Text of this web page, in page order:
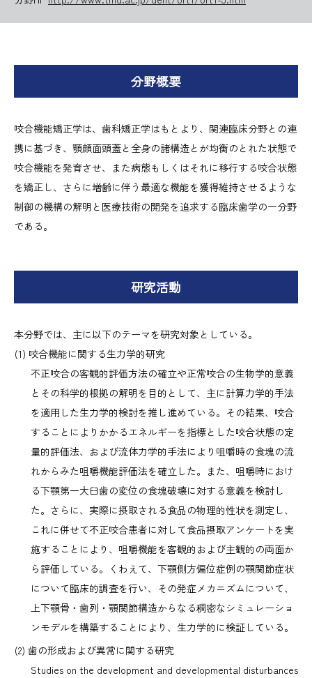
分野概要
咬合機能矯正学は、歯科矯正学はもとより、関連臨床分野との連
携に基づき、顎顔面頭蓋と全身の諸構造とが均衡のとれた状態で
咬合機能を発育させ、また病態もしくはそれに移行する咬合状態
を矯正し、さらに増齢に伴う最適な機能を獲得維持させるような
制御の機構の解明と医療技術の開発を追求する臨床歯学の一分野
である。
研究活動
本分野では、主に以下のテーマを研究対象としている。
咬合機能に関する生力学的研究
不正咬合の客観的評価方法の確立や正常咬合の生物学的意義
とその科学的根拠の解明を目的として、主に計算力学的手法
を適用した生力学的検討を推し進めている。その結果、咬合
することによりかかるエネルギーを指標とした咬合状態の定
量的評価法、および流体力学的手法により咀嚼時の食塊の流
れからみた咀嚼機能評価法を確立した。また、咀嚼時におけ
る下顎第一大臼歯の変位の食塊破壊に対する意義を検討し
た。さらに、実際に摂取される食品の物理的性状を測定し、
これに併せて不正咬合患者に対して食品摂取アンケートを実
施することにより、咀嚼機能を客観的および主観的の両面か
ら評価している。くわえて、下顎側方偏位症例の顎関節症状
について臨床的調査を行い、その発症メカニズムについて、
上下顎骨・歯列・顎関節構造からなる稠密なシミュレーショ
ンモデルを構築することにより、生力学的に検証している。
歯の形成および異常に関する研究
Studies on the development and developmental disturbances